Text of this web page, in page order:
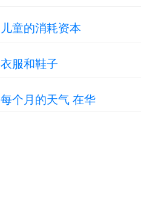
儿童的消耗资本
衣服和鞋子
每个月的天气 在华